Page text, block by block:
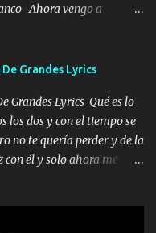
Ahora vengo a
Dios el destino así lo
El recuerdo que yo
me llevo lo mismo que
no puedo mirarte, mas se
ángel, El desespero me
Grandes Lyrics
Grandes Lyrics Qué es lo
los dos y con el tiempo se
no te quería perder y de la
él y solo ahora me